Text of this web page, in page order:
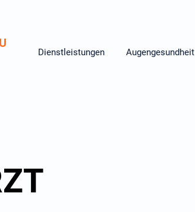
Dienstleistungen Augengesundheit